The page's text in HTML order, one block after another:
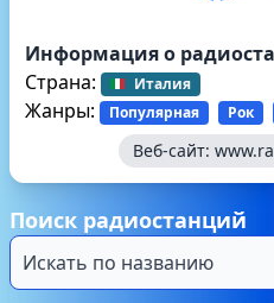
Информация о
Страна:
Италия
Жанры: Популярная Рок
Веб-сайт:
Поиск радиостанций